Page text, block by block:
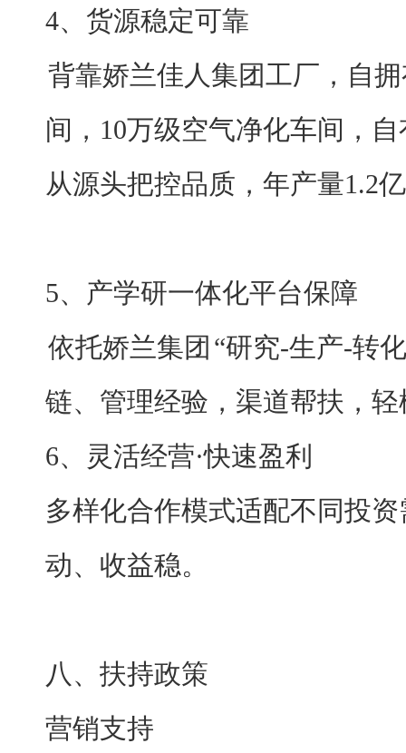
4、货源稳定可靠
背靠娇兰佳人集团工厂，自
间，10万级空气净化车间，
从源头把控品质，年产量1.2
5、产学研一体化平台保障
依托娇兰集团 “研究-生产-转
链、管理经验，渠道帮扶，
6、灵活经营·快速盈利
多样化合作模式适配不同投
动、收益稳。
八、扶持政策
营销支持